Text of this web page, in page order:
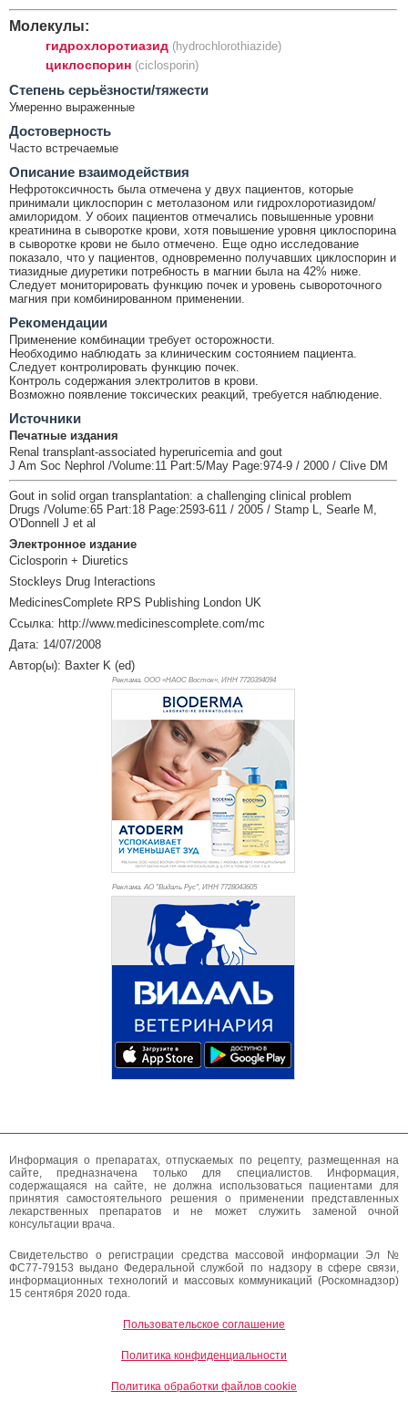
Молекулы:
гидрохлоротиазид (hydrochlorothiazide)
циклоспорин (ciclosporin)
Cтепень серьёзности/тяжести
Умеренно выраженные
Достоверность
Часто встречаемые
Описание взаимодействия
Нефротоксичность была отмечена у двух пациентов, которые
принимали циклоспорин с метолазоном или гидрохлоротиазидом/
амилоридом. У обоих пациентов отмечались повышенные уровни
креатинина в сыворотке крови, хотя повышение уровня циклоспорина
в сыворотке крови не было отмечено. Еще одно исследование
показало, что у пациентов, одновременно получавших циклоспорин и
тиазидные диуретики потребность в магнии была на 42% ниже.
Следует мониторировать функцию почек и уровень сывороточного
магния при комбинированном применении.
Рекомендации
Применение комбинации требует осторожности.
Необходимо наблюдать за клиническим состоянием пациента.
Следует контролировать функцию почек.
Контроль содержания электролитов в крови.
Возможно появление токсических реакций, требуется наблюдение.
Источники
Печатные издания
Renal transplant-associated hyperuricemia and gout
J Am Soc Nephrol /Volume:11 Part:5/May Page:974-9 / 2000 / Clive DM
Gout in solid organ transplantation: a challenging clinical problem
Drugs /Volume:65 Part:18 Page:2593-611 / 2005 / Stamp L, Searle M,
O'Donnell J et al
Электронное издание
Ciclosporin + Diuretics
Stockleys Drug Interactions
MedicinesComplete RPS Publishing London UK
Ссылка: http://www.medicinescomplete.com/mc
Дата: 14/07/2008
Автор(ы): Baxter K (ed)
Реклама. ООО «НАОС Восток», ИНН 7720394094
Реклама. АО "Видаль Рус", ИНН 7728043605
Информация о препаратах, отпускаемых по рецепту, размещенная на
сайте, предназначена только для специалистов. Информация,
содержащаяся на сайте, не должна использоваться пациентами для
принятия самостоятельного решения о применении представленных
лекарственных препаратов и не может служить заменой очной
консультации врача.
Свидетельство о регистрации средства массовой информации Эл №
ФС77-79153 выдано Федеральной службой по надзору в сфере связи,
информационных технологий и массовых коммуникаций (Роскомнадзор)
15 сентября 2020 года.
Пользовательское соглашение
Политика конфиденциальности
Политика обработки файлов cookie